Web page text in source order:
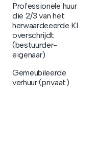
Professionele huur
die 2/3 van het
herwaardeeerde KI
overschrijdt
(bestuurder-
eigenaar)
Gemeubileerde
verhuur (privaat)